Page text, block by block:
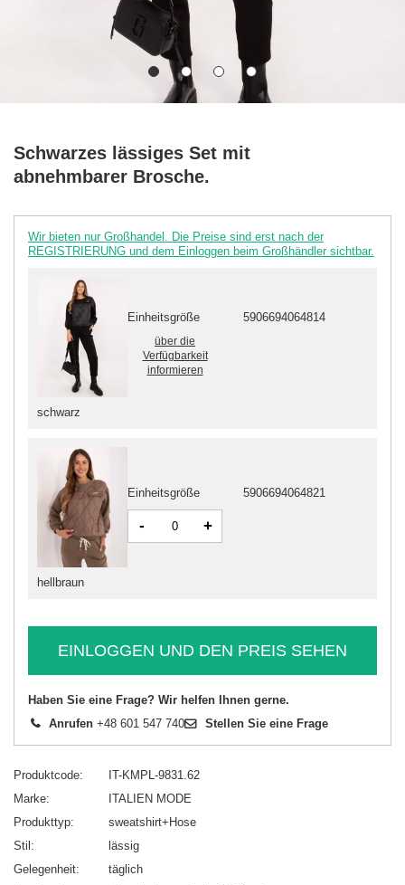
Schwarzes lässiges Set mit
abnehmbarer Brosche.
Wir bieten nur Großhandel. Die Preise sind erst nach der
REGISTRIERUNG und dem Einloggen beim Großhändler sichtbar.
hellbraun
Einheitsgröße 5906694064821
- +
schwarz
Einheitsgröße 5906694064814
über die
Verfügbarkeit
informieren
EINLOGGEN UND DEN PREIS SEHEN
Haben Sie eine Frage? Wir helfen Ihnen gerne.
Anrufen +48 601 547 740 Stellen Sie eine Frage
Produktcode
IT-KMPL-9831.62
Marke
ITALIEN MODE
Produkttyp
sweatshirt+Hose
Stil
lässig
Gelegenheit
täglich